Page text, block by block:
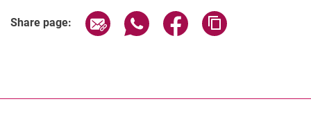
Share page: Share page via email
Share page via WhatsApp
Share page via